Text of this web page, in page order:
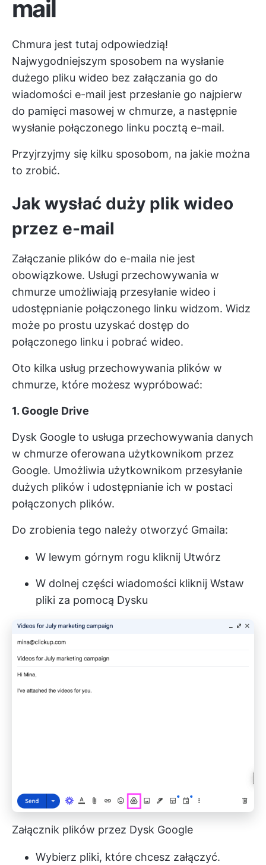
mail
Chmura jest tutaj odpowiedzią!
Najwygodniejszym sposobem na wysłanie
dużego pliku wideo bez załączania go do
wiadomości e-mail jest przesłanie go najpierw
do pamięci masowej w chmurze, a następnie
wysłanie połączonego linku pocztą e-mail.
Przyjrzyjmy się kilku sposobom, na jakie można
to zrobić.
Jak wysłać duży plik wideo
przez e-mail
Załączanie plików do e-maila nie jest
obowiązkowe. Usługi przechowywania w
chmurze umożliwiają przesyłanie wideo i
udostępnianie połączonego linku widzom. Widz
może po prostu uzyskać dostęp do
połączonego linku i pobrać wideo.
Oto kilka usług przechowywania plików w
chmurze, które możesz wypróbować:
1. Google Drive
Dysk Google to usługa przechowywania danych
w chmurze oferowana użytkownikom przez
Google. Umożliwia użytkownikom przesyłanie
dużych plików i udostępnianie ich w postaci
połączonych plików.
Do zrobienia tego należy otworzyć Gmaila:
W lewym górnym rogu kliknij Utwórz
W dolnej części wiadomości kliknij Wstaw
pliki za pomocą Dysku
Załącznik plików przez Dysk Google
Wybierz pliki, które chcesz załączyć.